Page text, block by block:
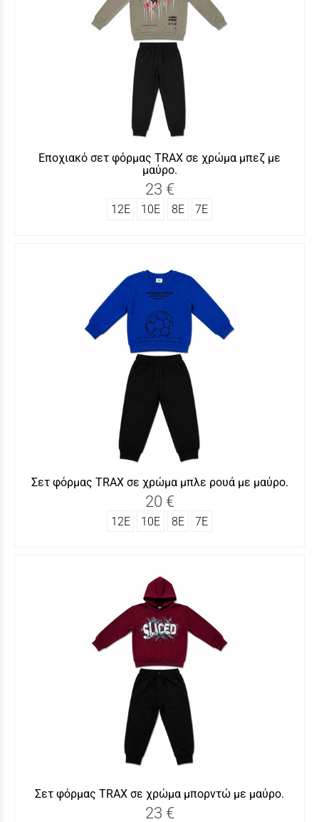
Εποχιακό σετ φόρμας ΤRAX σε χρώμα μπεζ με
μαύρο.
23 €
12Ε 10Ε 8Ε 7Ε
Σετ φόρμας ΤRAX σε χρώμα μπλε ρουά με μαύρο.
20 €
12Ε 10Ε 8Ε 7Ε
Σετ φόρμας ΤRAX σε χρώμα μπορντώ με μαύρο.
23 €